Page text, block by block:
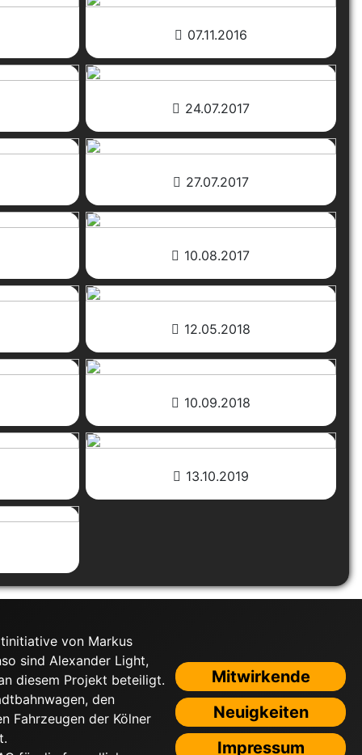
07.11.2016
24.07.2017
27.07.2017
10.08.2017
12.05.2018
10.09.2018
13.10.2019
von Markus
sind Alexander Light,
diesem Projekt beteiligt.
den
Fahrzeugen der Kölner
Mitwirkende
Neuigkeiten
Impressum